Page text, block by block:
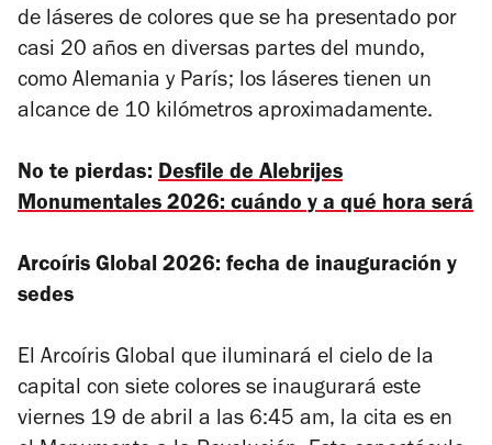
de láseres de colores que se ha presentado por
casi 20 años en diversas partes del mundo,
como Alemania y París; los láseres tienen un
alcance de 10 kilómetros aproximadamente.
No te pierdas: Desfile de Alebrijes
Monumentales 2026: cuándo y a qué hora será
Arcoíris Global 2026: fecha de inauguración y
sedes
El Arcoíris Global que iluminará el cielo de la
capital con siete colores se inaugurará este
viernes 19 de abril a las 6:45 am, la cita es en